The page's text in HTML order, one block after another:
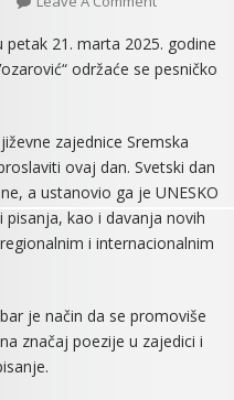
SVETSKOG
DANA
VEČE
U
BIBLIOTECI
21. marta 2025. godine
održaće se pesničko
zajednice Sremska
ovaj dan. Svetski dan
a ustanovio ga je UNESKO
kao i davanja novih
i internacionalnim
je način da se promoviše
značaj poezije u zajedici i